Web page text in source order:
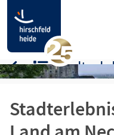
Stadterlebnis